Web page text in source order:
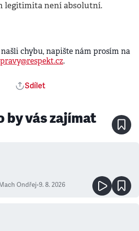
legitimita není absolutní.
chybu, napište nám prosím na
.
Sdílet
by vás zajímat
Ondřej•9. 8. 2026